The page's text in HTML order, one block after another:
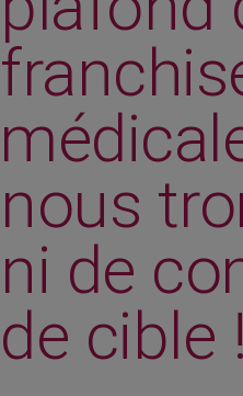
nous
ni de
de cible !